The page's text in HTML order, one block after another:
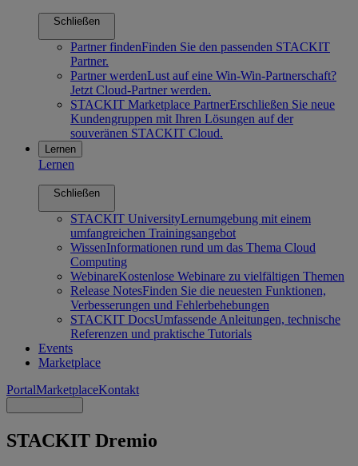
Schließen
Partner findenFinden Sie den passenden STACKIT
Partner.
Partner werdenLust auf eine Win-Win-Partnerschaft?
Jetzt Cloud-Partner werden.
STACKIT Marketplace PartnerErschließen Sie neue
Kundengruppen mit Ihren Lösungen auf der
souveränen STACKIT Cloud.
Lernen
Lernen
Schließen
STACKIT UniversityLernumgebung mit einem
umfangreichen Trainingsangebot
WissenInformationen rund um das Thema Cloud
Computing
WebinareKostenlose Webinare zu vielfältigen Themen
Release NotesFinden Sie die neuesten Funktionen,
Verbesserungen und Fehlerbehebungen
STACKIT DocsUmfassende Anleitungen, technische
Referenzen und praktische Tutorials
Events
Marketplace
PortalMarketplaceKontakt
STACKIT Dremio